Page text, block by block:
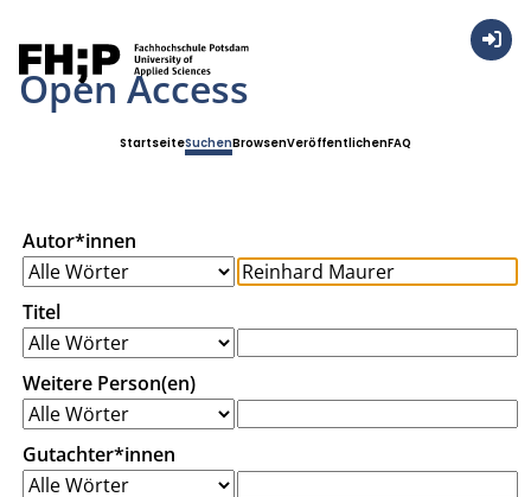
Open Access
StartseiteSuchenBrowsenVeröffentlichenFAQ
Autor*innen
Titel
Weitere Person(en)
Gutachter*innen